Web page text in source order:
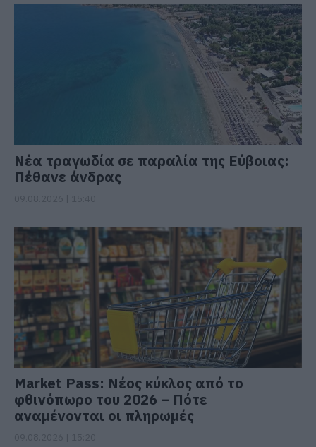
Νέα τραγωδία σε παραλία της Εύβοιας:
Πέθανε άνδρας
Market Pass: Νέος κύκλος από το
φθινόπωρο του 2026 – Πότε
αναμένονται οι πληρωμές